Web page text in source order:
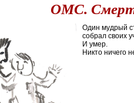
ОМС.
Один мудрый
собрал своих
И умер.
Никто ничего